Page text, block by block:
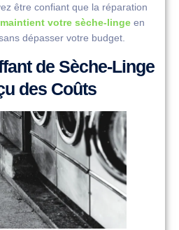
être confiant que la réparation
votre sèche-linge en
dépasser votre budget.
de Sèche-Linge
des Coûts